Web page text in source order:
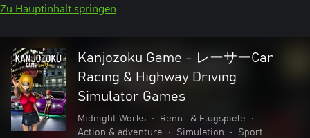
Zu Hauptinhalt springen
Kanjozoku Game - レーサーCar
Racing & Highway Driving
Simulator Games
Midnight Works • Renn- & Flugspiele
•
Action & adventure
• Simulation • Sport